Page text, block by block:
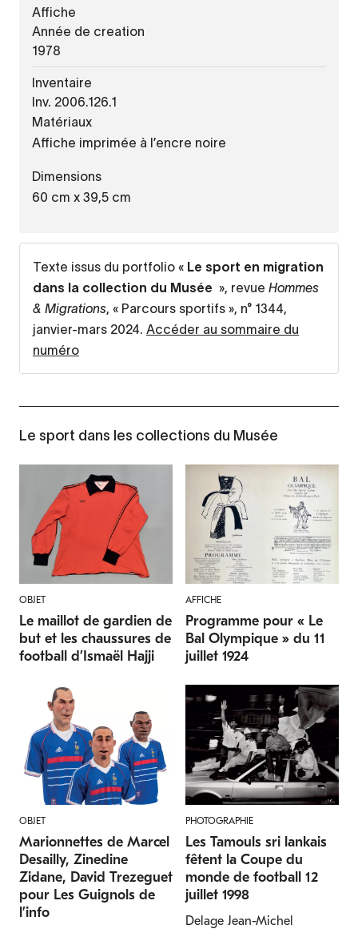
Affiche
Année de creation
1978
Inventaire
Inv. 2006.126.1
Matériaux
Affiche imprimée à l’encre noire
Dimensions
60 cm x 39,5 cm
Texte issus du portfolio « Le sport en migration
dans la collection du Musée », revue Hommes
& Migrations, « Parcours sportifs », n° 1344,
janvier-mars 2024. Accéder au sommaire du
numéro
Le sport dans les collections du Musée
OBJET
Le maillot de gardien de
but et les chaussures de
football d’Ismaël Hajji
AFFICHE
Programme pour « Le
Bal Olympique » du 11
juillet 1924
OBJET
Marionnettes de Marcel
Desailly, Zinedine
Zidane, David Trezeguet
pour Les Guignols de
l’info
PHOTOGRAPHIE
Les Tamouls sri lankais
fêtent la Coupe du
monde de football 12
juillet 1998
Delage Jean-Michel